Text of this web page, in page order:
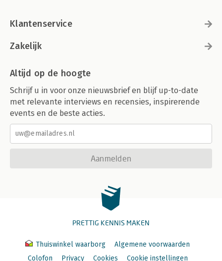
Klantenservice
Zakelijk
Altijd op de hoogte
Schrijf u in voor onze nieuwsbrief en blijf up-to-date
met relevante interviews en recensies, inspirerende
events en de beste acties.
Aanmelden
PRETTIG KENNIS MAKEN
Thuiswinkel waarborg
Algemene voorwaarden
Colofon
Privacy Cookies Cookie instellingen